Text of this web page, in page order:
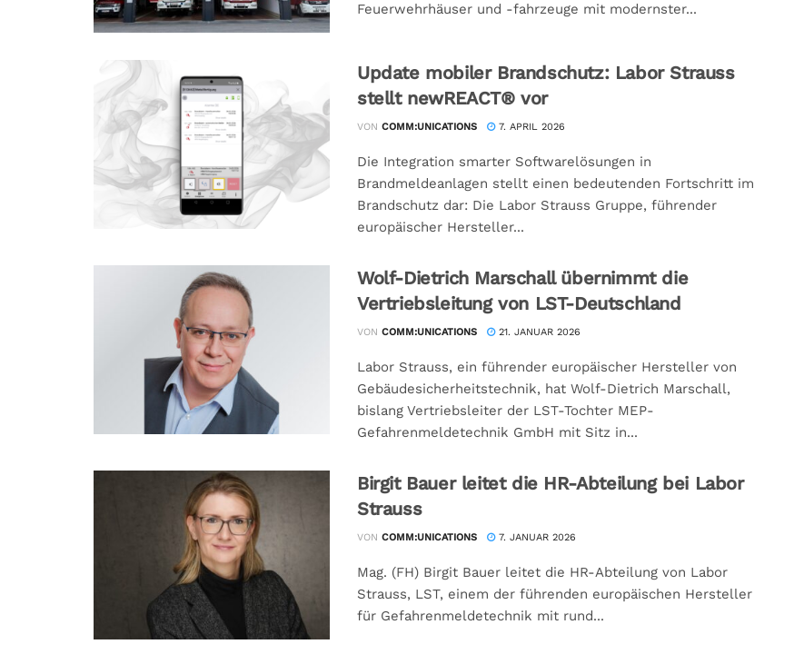
Feuerwehrhäuser und -fahrzeuge mit modernster...
Update mobiler Brandschutz: Labor Strauss
stellt newREACT® vor
VON COMM:UNICATIONS 7. APRIL 2026
Die Integration smarter Softwarelösungen in
Brandmeldeanlagen stellt einen bedeutenden Fortschritt im
Brandschutz dar: Die Labor Strauss Gruppe, führender
europäischer Hersteller...
Wolf-Dietrich Marschall übernimmt die
Vertriebsleitung von LST-Deutschland
VON COMM:UNICATIONS 21. JANUAR 2026
Labor Strauss, ein führender europäischer Hersteller von
Gebäudesicherheits­technik, hat Wolf-Dietrich Marschall,
bislang Vertriebsleiter der LST-Tochter MEP-
Gefahrenmeldetechnik GmbH mit Sitz in...
Birgit Bauer leitet die HR-Abteilung bei Labor
Strauss
VON COMM:UNICATIONS 7. JANUAR 2026
Mag. (FH) Birgit Bauer leitet die HR-Abteilung von Labor
Strauss, LST, einem der führenden europäischen Hersteller
für Gefahrenmeldetechnik mit rund...